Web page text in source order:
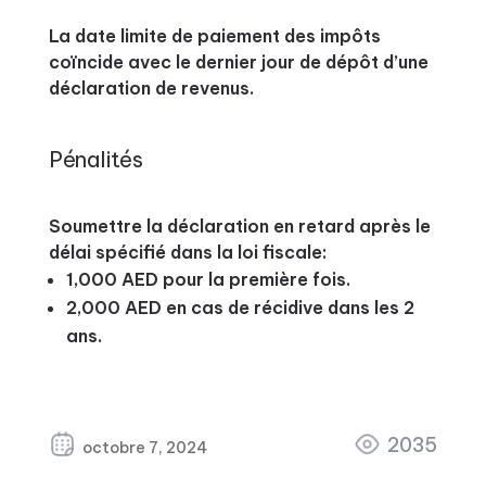
La date limite de paiement des impôts
coïncide avec le dernier jour de dépôt d’une
déclaration de revenus.
Pénalités
Soumettre la déclaration en retard après le
délai spécifié dans la loi fiscale:
1,000 AED pour la première fois.
2,000 AED en cas de récidive dans les 2
ans.
octobre 7, 2024 2035